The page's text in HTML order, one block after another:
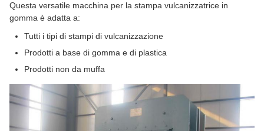
Questa versatile macchina per la stampa vulcanizzatrice in
gomma è adatta a:
Tutti i tipi di stampi di vulcanizzazione
Prodotti a base di gomma e di plastica
Prodotti non da muffa